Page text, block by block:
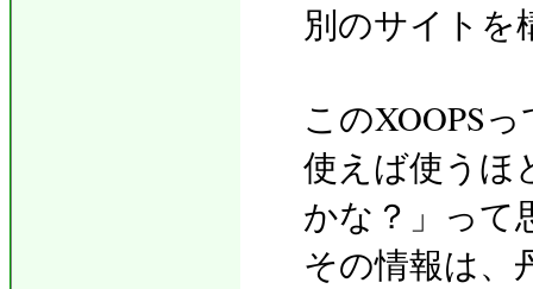
別のサイトを
このXOOPS
使えば使うほ
かな？」って
その情報は、